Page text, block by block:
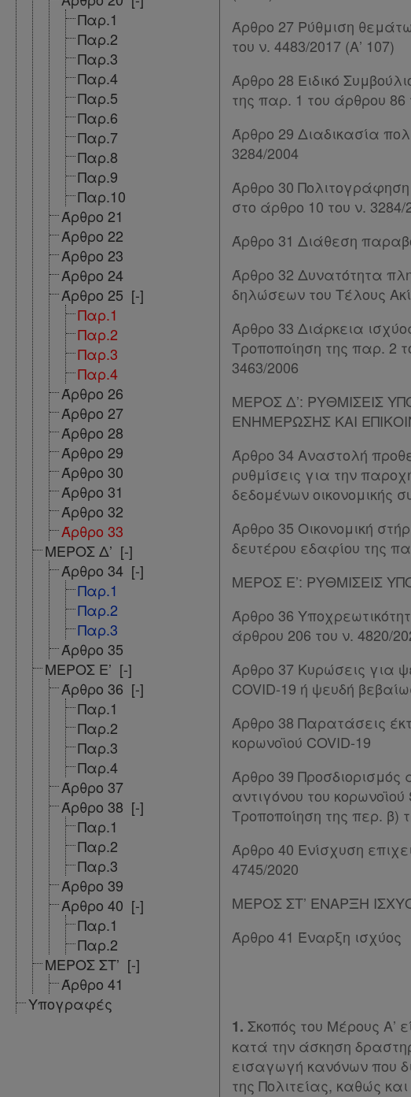
σε
συνδρομητές
Ενεργοί
συνδρομητές
Τα
αγαπημένα
μου
Οι
σημειώσεις
μου
Ψάχνω
και
δε
βρίσκω
Παρ.1
Παρ.2
Παρ.3
Παρ.4
Παρ.5
Παρ.6
Παρ.7
Παρ.8
Παρ.9
Παρ.10
Άρθρο 21
Άρθρο 22
Άρθρο 23
Άρθρο 24
Άρθρο 25 [-]
Παρ.1
Παρ.2
Παρ.3
Παρ.4
Άρθρο 26
Άρθρο 27
Άρθρο 28
Άρθρο 29
Άρθρο 30
Άρθρο 31
Άρθρο 32
Άρθρο 33
ΜΕΡΟΣ Δ’ [-]
Άρθρο 34 [-]
Παρ.1
Παρ.2
Παρ.3
Άρθρο 35
ΜΕΡΟΣ Ε’ [-]
Άρθρο 36 [-]
Παρ.1
Παρ.2
Παρ.3
Παρ.4
Άρθρο 37
Άρθρο 38 [-]
Παρ.1
Παρ.2
Παρ.3
Άρθρο 39
Άρθρο 40 [-]
Παρ.1
Παρ.2
ΜΕΡΟΣ ΣΤ’ [-]
Άρθρο 41
Υπογραφές
Άρθρο 27 Ρύθμιση
του ν. 4483/2017 (Α’ 107)
Άρθρο 28 Ειδικό
της παρ. 1 του άρθρου 86
Άρθρο 29 Διαδικασία
3284/2004
Άρθρο 30
στο άρθρο 10 του ν. 3284/
Άρθρο 31 Διάθεση
Άρθρο 32 Δυνατότητα
δηλώσεων του Τέλους
Άρθρο 33 Διάρκεια
Τροποποίηση της παρ. 2
3463/2006
ΜΕΡΟΣ Δ’: ΡΥΘΜΙΣΕΙΣ
ΕΝΗΜΕΡΩΣΗΣ ΚΑΙ
Άρθρο 34 Αναστολή
ρυθμίσεις για την
δεδομένων οικονομικής
Άρθρο 35 Οικονομική
δευτέρου εδαφίου της
ΜΕΡΟΣ Ε’: ΡΥΘΜΙΣΕΙΣ
Άρθρο 36
άρθρου 206 του ν. 4820/
Άρθρο 37 Κυρώσεις για
COVID-19 ή ψευδή
Άρθρο 38 Παρατάσεις
κορωνοϊού COVID-19
Άρθρο 39 Προσδιορισμός
αντιγόνου του
Τροποποίηση της περ. β)
Άρθρο 40 Ενίσχυση
4745/2020
ΜΕΡΟΣ ΣΤ’ ΕΝΑΡΞΗ
Άρθρο 41 Έναρξη ισχύος
1. Σκοπός του Μέρους Α’
κατά την άσκηση
εισαγωγή κανόνων που
της Πολιτείας, καθώς